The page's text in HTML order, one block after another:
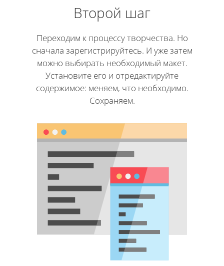
Второй шаг
Переходим к процессу творчества. Но
сначала зарегистрируйтесь. И уже затем
можно выбирать необходимый макет.
Установите его и отредактируйте
содержимое: меняем, что необходимо.
Сохраняем.